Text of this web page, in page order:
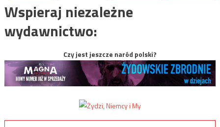
Wspieraj niezależne
wydawnictwo:
Czy jest jeszcze naród polski?